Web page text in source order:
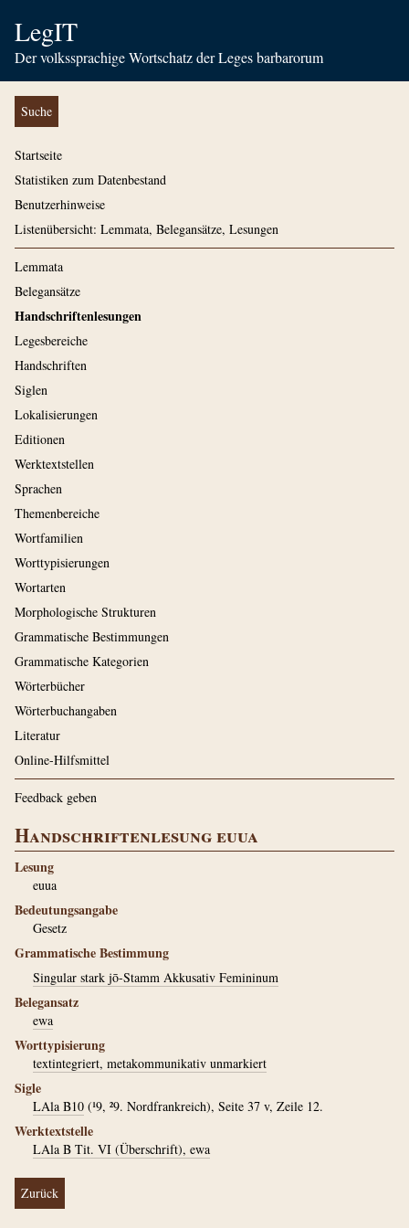
LegIT
Der volkssprachige Wortschatz der Leges barbarorum
Suche
Startseite
Statistiken zum Datenbestand
Benutzerhinweise
Listenübersicht: Lemmata, Belegansätze, Lesungen
Lemmata
Belegansätze
Handschriftenlesungen
Legesbereiche
Handschriften
Siglen
Lokalisierungen
Editionen
Werktextstellen
Sprachen
Themenbereiche
Wortfamilien
Worttypisierungen
Wortarten
Morphologische Strukturen
Grammatische Bestimmungen
Grammatische Kategorien
Wörterbücher
Wörterbuchangaben
Literatur
Online-Hilfsmittel
Feedback geben
Handschriftenlesung euua
Lesung
euua
Bedeutungsangabe
Gesetz
Grammatische Bestimmung
Singular stark jō-Stamm Akkusativ Femininum
Belegansatz
ewa
Worttypisierung
textintegriert, metakommunikativ unmarkiert
Sigle
LAla B10 (¹9, ²9. Nordfrankreich), Seite 37 v, Zeile 12.
Werktextstelle
LAla B Tit. VI (Überschrift), ewa
Zurück